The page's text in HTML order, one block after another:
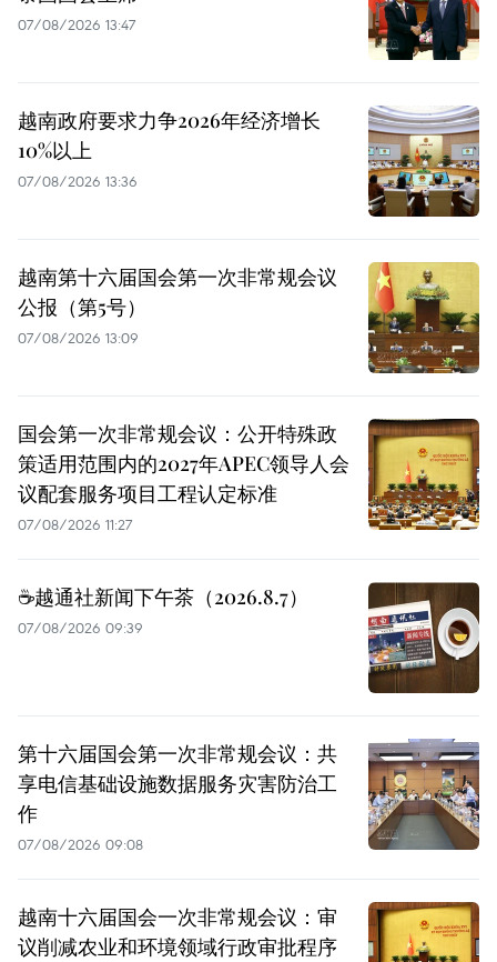
07/08/2026 13:47
越南政府要求力争2026年经济增长
10%以上
07/08/2026 13:36
越南第十六届国会第一次非常规会议
公报（第5号）
07/08/2026 13:09
国会第一次非常规会议：公开特殊政
策适用范围内的2027年APEC领导人会
议配套服务项目工程认定标准
07/08/2026 11:27
☕️越通社新闻下午茶（2026.8.7）
07/08/2026 09:39
第十六届国会第一次非常规会议：共
享电信基础设施数据服务灾害防治工
作
07/08/2026 09:08
越南十六届国会一次非常规会议：审
议削减农业和环境领域行政审批程序